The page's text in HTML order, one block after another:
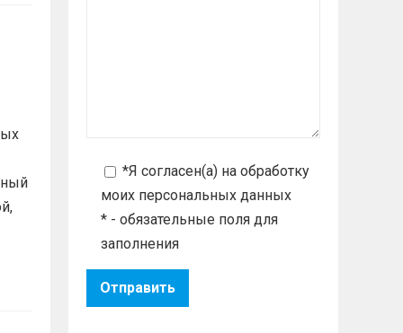
*Я согласен(а) на обработку
моих персональных данных
* - обязательные поля для
заполнения